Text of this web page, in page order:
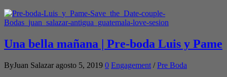
Una bella mañana | Pre-boda Luis y Pame
ByJuan Salazar agosto 5, 2019 0 Engagement /Pre Boda